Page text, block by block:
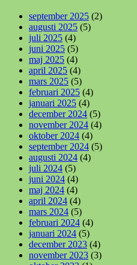
september 2025 (2)
augusti 2025 (5)
juli 2025 (4)
juni 2025 (5)
maj 2025 (4)
april 2025 (4)
mars 2025 (5)
februari 2025 (4)
januari 2025 (4)
december 2024 (5)
november 2024 (4)
oktober 2024 (4)
september 2024 (5)
augusti 2024 (4)
juli 2024 (5)
juni 2024 (4)
maj 2024 (4)
april 2024 (4)
mars 2024 (5)
februari 2024 (4)
januari 2024 (5)
december 2023 (4)
november 2023 (3)